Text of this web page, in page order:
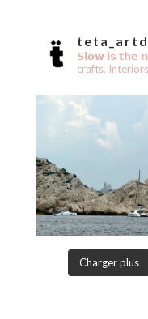
𝗦𝗹𝗼𝘄 𝗶𝘀 𝘁𝗵𝗲
crafts.
Charger plus